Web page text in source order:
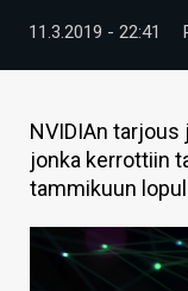
VIDEOT
TECHBBS
TIETOA
HINTA.FI
11.3.2019 - 22:41
NVIDIAn
jonka kerrottiin
tammikuun